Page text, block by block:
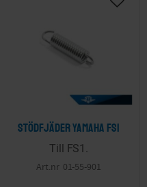
i önskelista
Stödfjäder Yamaha FS1
Till FS1.
01-55-901
Lägg